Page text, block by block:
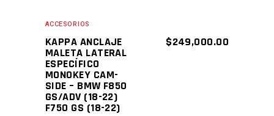
AÑADIR AL CARRITO
ACCESORIOS
KAPPA ANCLAJE
MALETA LATERAL
ESPECÍFICO
MONOKEY CAM-
SIDE – BMW F850
GS/ADV (18-22)
F750 GS (18-22)
$249,000.00